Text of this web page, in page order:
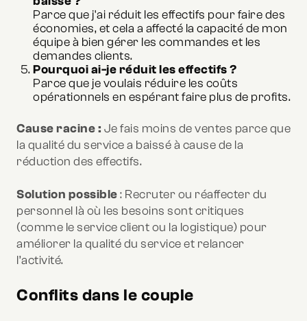
Parce que j'ai réduit les effectifs pour faire des
économies, et cela a affecté la capacité de mon
équipe à bien gérer les commandes et les
demandes clients.
Pourquoi ai-je réduit les effectifs ?
Parce que je voulais réduire les coûts
opérationnels en espérant faire plus de profits.
Cause racine : Je fais moins de ventes parce que
la qualité du service a baissé à cause de la
réduction des effectifs.
Solution possible: Recruter ou réaffecter du
personnel là où les besoins sont critiques
(comme le service client ou la logistique) pour
améliorer la qualité du service et relancer
l’activité.
Conflits dans le couple